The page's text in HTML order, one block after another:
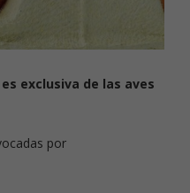
exclusiva de las aves
por